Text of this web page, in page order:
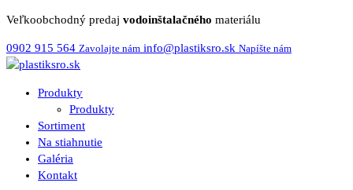
Veľkoobchodný predaj vodoinštalačného materiálu
0902 915 564 Zavolajte nám info@plastiksro.sk Napíšte nám
Produkty
Produkty
Sortiment
Na stiahnutie
Galéria
Kontakt